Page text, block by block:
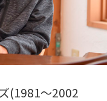
(1981～2002